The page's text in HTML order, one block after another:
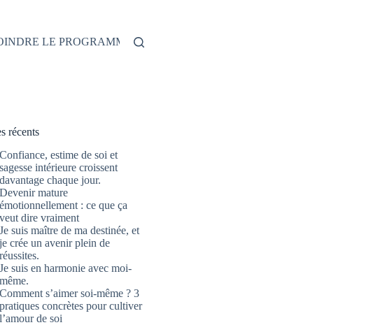
LE PROGRAMME
récents
Confiance, estime de soi et
sagesse intérieure croissent
davantage chaque jour.
Devenir mature
émotionnellement : ce que ça
veut dire vraiment
Je suis maître de ma destinée, et
je crée un avenir plein de
réussites.
Je suis en harmonie avec moi-
même.
Comment s’aimer soi-même ? 3
pratiques concrètes pour cultiver
l’amour de soi